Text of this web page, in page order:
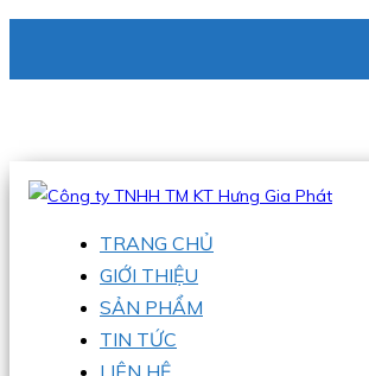
Hotline:0938 336 079
TRANG CHỦ
GIỚI THIỆU
SẢN PHẨM
TIN TỨC
LIÊN HỆ